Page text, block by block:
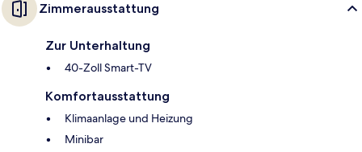
Zimmerausstattung
Zur Unterhaltung
40-Zoll Smart-TV
Komfortausstattung
Klimaanlage und Heizung
Minibar